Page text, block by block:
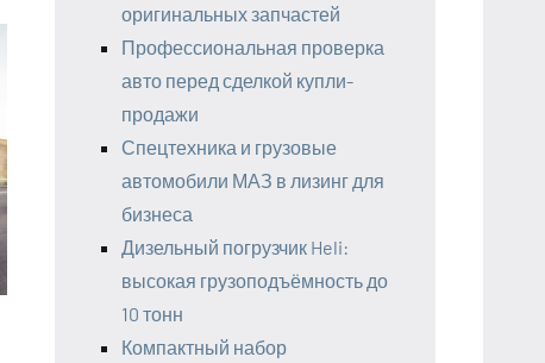
оригинальных запчастей
Профессиональная проверка
авто перед сделкой купли-
продажи
Спецтехника и грузовые
автомобили МАЗ в лизинг для
бизнеса
Дизельный погрузчик Heli:
высокая грузоподъёмность до
10 тонн
Компактный набор